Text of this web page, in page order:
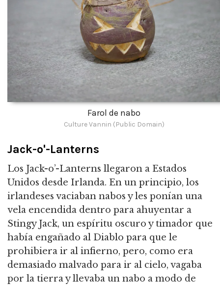
Farol de nabo
Culture Vannin (Public Domain)
Jack-o'-Lanterns
Los Jack-o’-Lanterns llegaron a Estados
Unidos desde Irlanda. En un principio, los
irlandeses vaciaban nabos y les ponían una
vela encendida dentro para ahuyentar a
Stingy Jack, un espíritu oscuro y timador que
había engañado al Diablo para que le
prohibiera ir al infierno, pero, como era
demasiado malvado para ir al cielo, vagaba
por la tierra y llevaba un nabo a modo de